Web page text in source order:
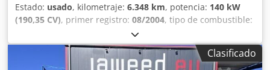
Estado: usado, kilometraje: 6.348 km, potencia: 140 kW
(190,35 CV), primer registro: 08/2004, tipo de combustible:
2004
MXM190 / Samson Cisterna de Vacío 8000 L Año: 2004
Condición: Buena Número de serie: ACM231045 Ref. nº.:
Clasificado